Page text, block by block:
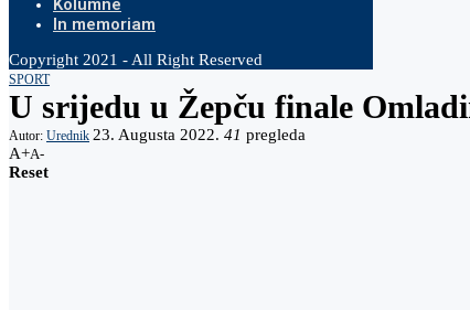
Kolumne
In memoriam
Copyright 2021 - All Right Reserved
SPORT
U srijedu u Žepču finale
Autor: Urednik 23. Augusta 2022. 41 pregleda
A+A-
Reset